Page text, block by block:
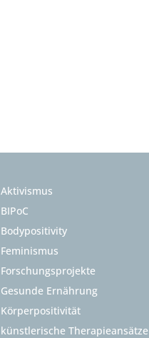
Aktivismus
BIPoC
Bodypositivity
Feminismus
Forschungsprojekte
Gesunde Ernährung
Körperpositivität
künstlerische Therapieansätze